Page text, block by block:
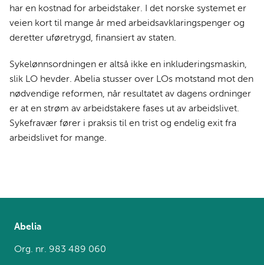
har en kostnad for arbeidstaker. I det norske systemet er
veien kort til mange år med arbeidsavklaringspenger og
deretter uføretrygd, finansiert av staten.
Sykelønnsordningen er altså ikke en inkluderingsmaskin,
slik LO hevder. Abelia stusser over LOs motstand mot den
nødvendige reformen, når resultatet av dagens ordninger
er at en strøm av arbeidstakere fases ut av arbeidslivet.
Sykefravær fører i praksis til en trist og endelig exit fra
arbeidslivet for mange.
Abelia
Org. nr. 983 489 060